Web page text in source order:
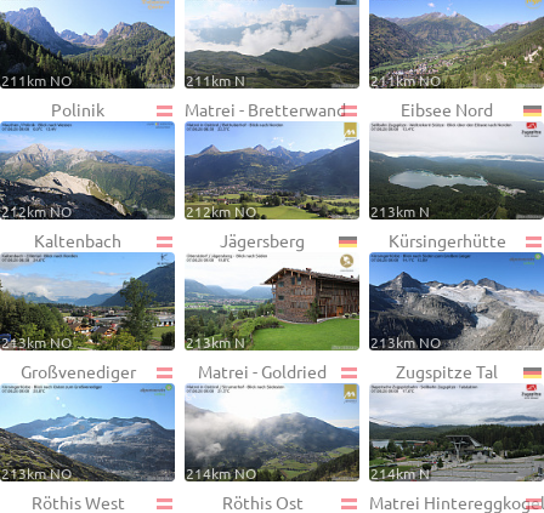
211km NO 211km N 211km NO
Polinik
212km NO
Matrei - Bretterwand
212km NO
Eibsee Nord
213km N
Kaltenbach
213km NO
Jägersberg
213km N
Kürsingerhütte
213km NO
Großvenediger
213km NO
Matrei - Goldried
214km NO
Zugspitze Tal
214km N
Röthis West Röthis Ost Matrei Hintereggkogel